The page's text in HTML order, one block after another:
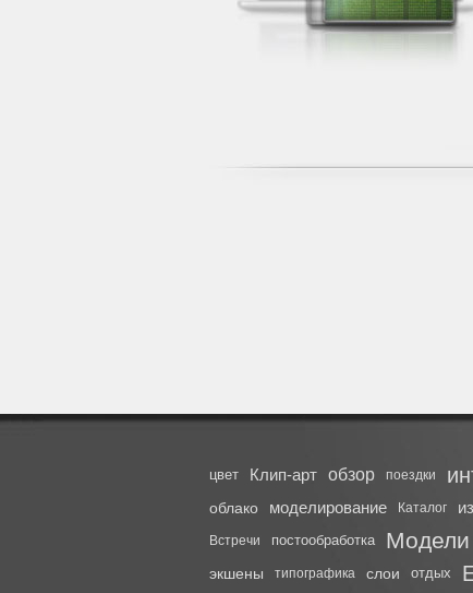
цвет Клип-арт обзор поездки
облако
моделирование Каталог
Встречи постообработка Модели
экшены типографика слои отдых